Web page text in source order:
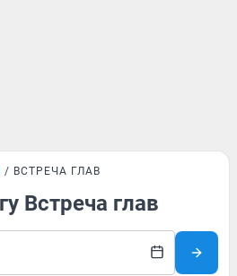
ВСТРЕЧА ГЛАВ
Встреча глав